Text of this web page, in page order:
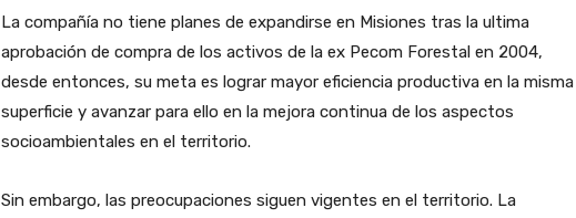
La compañía no tiene planes de expandirse en Misiones tras la ultima
aprobación de compra de los activos de la ex Pecom Forestal en 2004,
desde entonces, su meta es lograr mayor eficiencia productiva en la misma
superficie y avanzar para ello en la mejora continua de los aspectos
socioambientales en el territorio.
Sin embargo, las preocupaciones siguen vigentes en el territorio. La